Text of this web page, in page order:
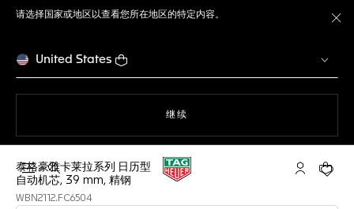
请选择国家或地区以查看您所在地区的特定内容。
United States
继续
打开搜索 My TAG您的
泰格豪雅卡莱拉系列 日历型
自动机芯, 39 mm, 精钢
WBN2112.FC6504